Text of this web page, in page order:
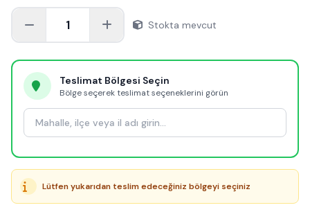
1 Stokta mevcut
Teslimat Bölgesi Seçin
Bölge seçerek teslimat seçeneklerini görün
Lütfen yukarıdan teslim edeceğiniz bölgeyi seçiniz